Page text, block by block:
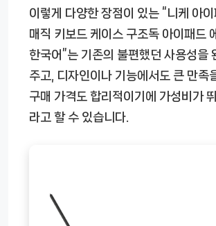
이렇게 다양한 장점이 있는 “니케 아이
매직 키보드 케이스 구조독 아이패드
한국어”는 기존의 불편했던 사용성을
주고, 디자인이나 기능에서도 큰 만족
구매 가격도 합리적이기에 가성비가
라고 할 수 있습니다.